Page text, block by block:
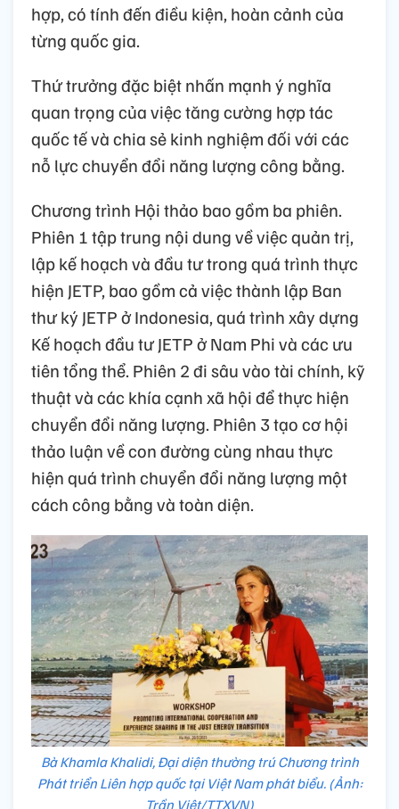
hợp, có tính đến điều kiện, hoàn cảnh của
từng quốc gia.
Thứ trưởng đặc biệt nhấn mạnh ý nghĩa
quan trọng của việc tăng cường hợp tác
quốc tế và chia sẻ kinh nghiệm đối với các
nỗ lực chuyển đổi năng lượng công bằng.
Chương trình Hội thảo bao gồm ba phiên.
Phiên 1 tập trung nội dung về việc quản trị,
lập kế hoạch và đầu tư trong quá trình thực
hiện JETP, bao gồm cả việc thành lập Ban
thư ký JETP ở Indonesia, quá trình xây dựng
Kế hoạch đầu tư JETP ở Nam Phi và các ưu
tiên tổng thể. Phiên 2 đi sâu vào tài chính, kỹ
thuật và các khía cạnh xã hội để thực hiện
chuyển đổi năng lượng. Phiên 3 tạo cơ hội
thảo luận về con đường cùng nhau thực
hiện quá trình chuyển đổi năng lượng một
cách công bằng và toàn diện.
Bà Khamla Khalidi, Đại diện thường trú Chương trình
Phát triển Liên hợp quốc tại Việt Nam phát biểu. (Ảnh:
Trần Việt/TTXVN)